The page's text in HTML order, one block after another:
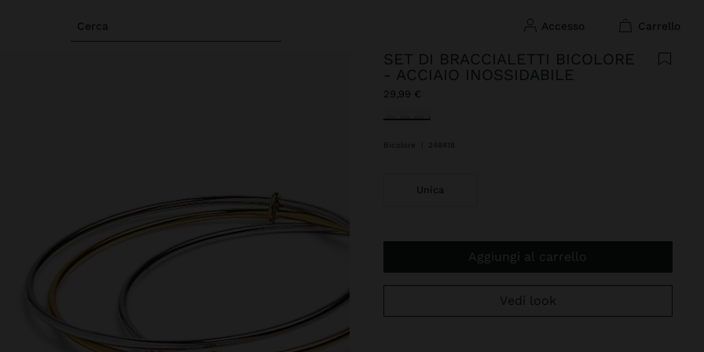
Cerca accesso carrello
SET DI BRACCIALETTI BICOLORE
- ACCIAIO INOSSIDABILE
29,99 €
Selezionato
Bicolore 248418
Unica
Aggiungi al carrello
Vedi look